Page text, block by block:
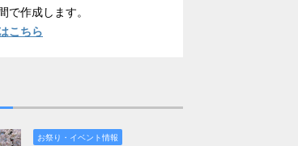
で作成します。
こちら
お祭り・イベント情報